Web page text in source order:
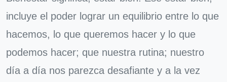
incluye el poder lograr un equilibrio entre lo que
hacemos, lo que queremos hacer y lo que
podemos hacer; que nuestra rutina; nuestro
día a día nos parezca desafiante y a la vez